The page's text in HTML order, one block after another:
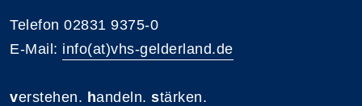
Telefon 02831 9375-0
E-Mail: info(at)vhs-gelderland.de
verstehen. handeln. stärken.